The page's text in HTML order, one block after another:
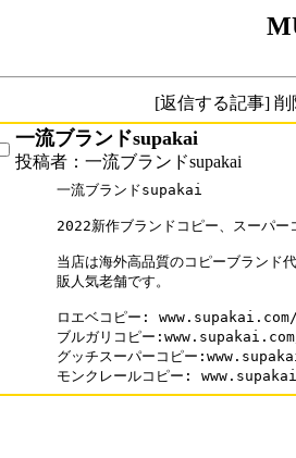
[返信する記事]
一流ブランドsupakai
投稿者：一流ブランドsupakai
一流ブランドsupakai
2022新作ブランドコピー、スーパー
当店は海外高品質のコピーブランド
販人気老舗です。
ロエベコピー:
ブルガリコピー
グッチスーパーコピー
モンクレールコピー: